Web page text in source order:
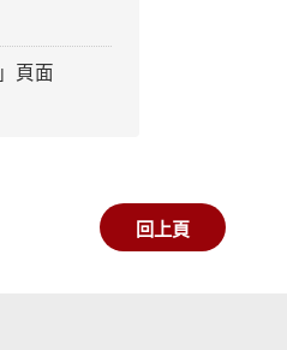
頁面
回上頁